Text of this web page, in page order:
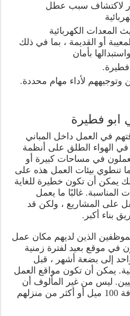
لاكتشاف سبب عطل
المعدات الكهربائية
أو القديمة ، بما في ذلك
بأمان
فطيرة.
وتوجيههم لأداء مهام محددة.
ابو فطيرة
في العمل داخل المباني
في الهواء الطلق على أنظمة
في مساحات كبيرة أو
تنطوي بيئات العمل هذه على
يمكن أن تكون خطيرة للغاية
المناسبة. غالبًا ما يعمل
على المشاريع ، ولكن قد
بناء أكبر.
الذين لديهم مكان عمل
في موقع بعيد لفترة زمنية
إلى بضعة أشهر ، قبل
يمكن أن تكون مواقع العمل
ليس من غير المألوف أن
يسافر الكهربائيون لمسافة 100 ميل أو أكثر من منزلهم